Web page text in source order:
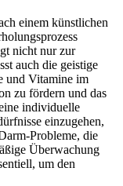
einem künstlichen
nicht nur zur
auch die geistige
und Vitamine im
zu fördern und das
individuelle
einzugehen,
Probleme, die
Überwachung
um den